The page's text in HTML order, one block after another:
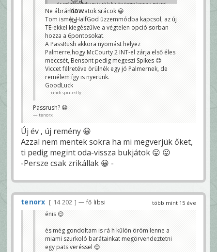
és még gondoltam is rá h külön öröm lenne a miami
szurkoló barátainkat megörvendeztetni egy pats
veréssel 😊
mióta én nfl-t nézek, jobb esélyünk van ma mint
bármikor eddig. ki kell használni.
gabtsi
Ne ábrándozzatok srácok 😀
Tom ismét HalfGod üzzemmódba kapcsol, az új
TE-ekkel kiegészülve a végtelen opció sorban
hozza a 6pontosokat.
A PassRush akkora nyomást helyez
Palmerre,hogy McCourty 2 INT-el zárja első éles
meccsét, Bensont pedig megeszi Spikes 😊
Viccet félretéve örülnék egy jó Palmernek, de
remélem így is nyerünk.
GoodLuck
undisputedly
Passrush? 😀
tenorx
Új év , új remény 😀
Azzal nem mentek sokra ha mi megverjük őket,
ti pedig megint oda-vissza bukjátok 😛 😛
-Persze csak zrikállak 😀 -
több mint 15 éve
tenorx 14 202 — fő libsi
énis 😊
és még gondoltam is rá h külön öröm lenne a
miami szurkoló barátainkat megörvendeztetni
egy pats veréssel 😊